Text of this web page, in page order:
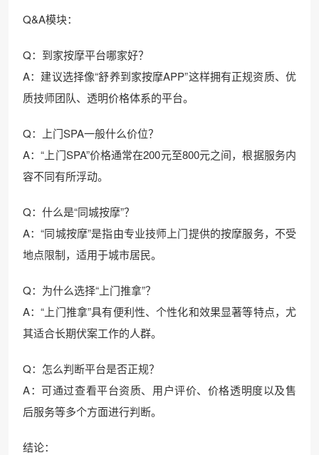
Q&A模块：
Q：到家按摩平台哪家好？
A：建议选择像“舒养到家按摩APP”这样拥有正规资质、优
质技师团队、透明价格体系的平台。
Q：上门SPA一般什么价位？
A：“上门SPA”价格通常在200元至800元之间，根据服务内
容不同有所浮动。
Q：什么是“同城按摩”？
A：“同城按摩”是指由专业技师上门提供的按摩服务，不受
地点限制，适用于城市居民。
Q：为什么选择“上门推拿”？
A：“上门推拿”具有便利性、个性化和效果显著等特点，尤
其适合长期伏案工作的人群。
Q：怎么判断平台是否正规？
A：可通过查看平台资质、用户评价、价格透明度以及售
后服务等多个方面进行判断。
结论：